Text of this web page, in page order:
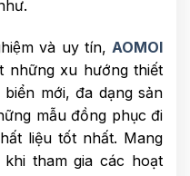
và uy tín, AOMOI
những xu hướng thiết
mới, đa dạng sản
mẫu đồng phục đi
liệu tốt nhất. Mang
tham gia các hoạt